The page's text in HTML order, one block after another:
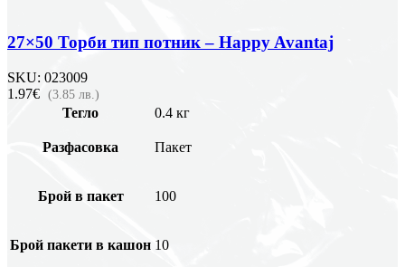
27×50 Торби тип потник – Happy Avantaj
SKU: 023009
1.97€ (3.85 лв.)
Тегло 0.4 кг
Разфасовка Пакет
Брой в пакет 100
Брой пакети в кашон 10